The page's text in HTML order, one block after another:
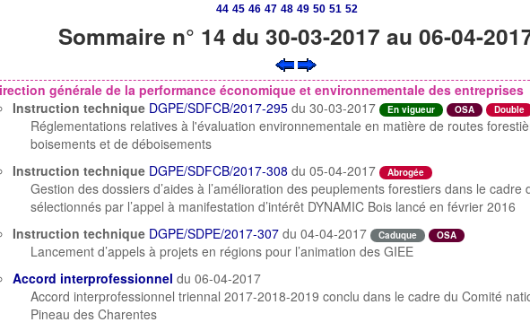
44 45 46 47 48 49 50 51 52
Sommaire n° 14 du 30-03-2017 au 06-04-
générale de la performance économique et environnementale des entreprises
Instruction technique DGPE/SDFCB/2017-295 du 30-03-2017 En vigueur OSA Double
Réglementations relatives à l'évaluation environnementale en matière de routes
boisements et de déboisements
Instruction technique DGPE/SDFCB/2017-308 du 05-04-2017 Abrogée
Gestion des dossiers d’aides à l’amélioration des peuplements forestiers dans le cadre
sélectionnés par l’appel à manifestation d’intérêt DYNAMIC Bois lancé en février 2016
Instruction technique DGPE/SDPE/2017-307 du 04-04-2017 Caduque OSA
Lancement d’appels à projets en régions pour l’animation des GIEE
Accord interprofessionnel du 06-04-2017
Accord interprofessionnel triennal 2017-2018-2019 conclu dans le cadre du Comité
Pineau des Charentes